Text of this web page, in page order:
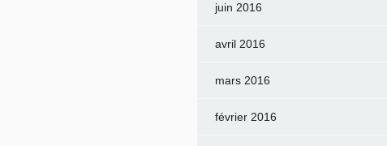
juin 2016
avril 2016
mars 2016
février 2016